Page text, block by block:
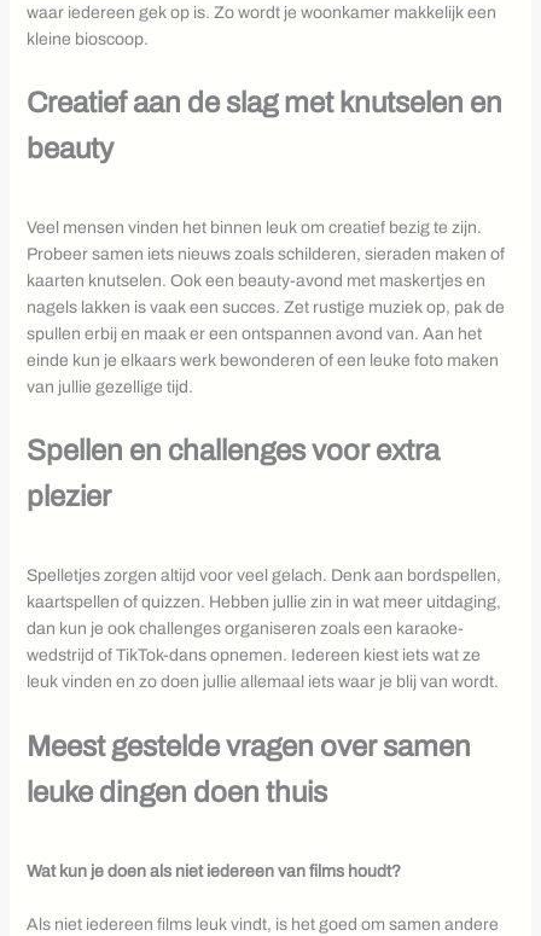
waar iedereen gek op is. Zo wordt je woonkamer makkelijk een
kleine bioscoop.
Creatief aan de slag met knutselen en
beauty
Veel mensen vinden het binnen leuk om creatief bezig te zijn.
Probeer samen iets nieuws zoals schilderen, sieraden maken of
kaarten knutselen. Ook een beauty-avond met maskertjes en
nagels lakken is vaak een succes. Zet rustige muziek op, pak de
spullen erbij en maak er een ontspannen avond van. Aan het
einde kun je elkaars werk bewonderen of een leuke foto maken
van jullie gezellige tijd.
Spellen en challenges voor extra
plezier
Spelletjes zorgen altijd voor veel gelach. Denk aan bordspellen,
kaartspellen of quizzen. Hebben jullie zin in wat meer uitdaging,
dan kun je ook challenges organiseren zoals een karaoke-
wedstrijd of TikTok-dans opnemen. Iedereen kiest iets wat ze
leuk vinden en zo doen jullie allemaal iets waar je blij van wordt.
Meest gestelde vragen over samen
leuke dingen doen thuis
Wat kun je doen als niet iedereen van films houdt?
Als niet iedereen films leuk vindt, is het goed om samen andere